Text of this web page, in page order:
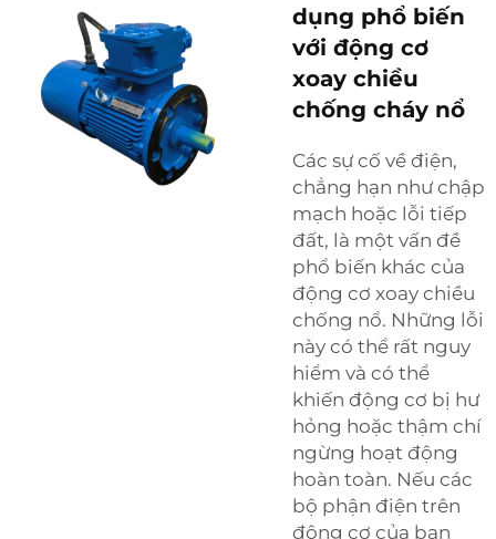
dụng phổ biến
với động cơ
xoay chiều
chống cháy nổ
Các sự cố về điện,
chẳng hạn như chập
mạch hoặc lỗi tiếp
đất, là một vấn đề
phổ biến khác của
động cơ xoay chiều
chống nổ. Những lỗi
này có thể rất nguy
hiểm và có thể
khiến động cơ bị hư
hỏng hoặc thậm chí
ngừng hoạt động
hoàn toàn. Nếu các
bộ phận điện trên
động cơ của bạn